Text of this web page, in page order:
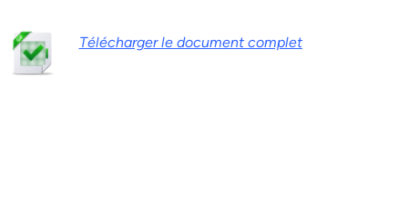
Télécharger le document complet